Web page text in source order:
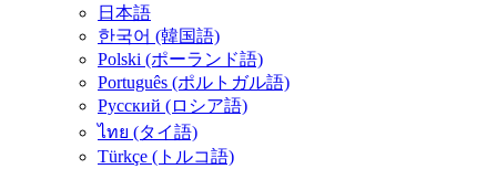
日本語
한국어 (韓国語)
Polski (ポーランド語)
Português (ポルトガル語)
Русский (ロシア語)
ไทย (タイ語)
Türkçe (トルコ語)